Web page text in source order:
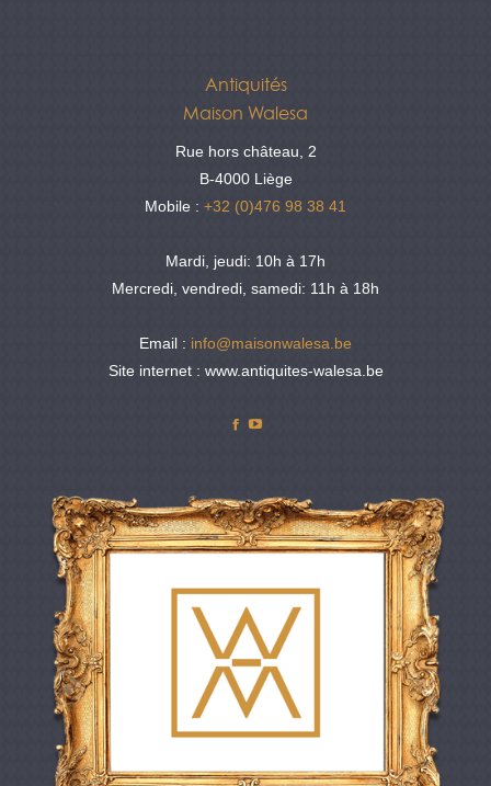
Antiquités
Maison Walesa
Rue hors château, 2
B-4000 Liège
Mobile : +32 (0)476 98 38 41
Mardi, jeudi: 10h à 17h
Mercredi, vendredi, samedi: 11h à 18h
Email : info@maisonwalesa.be
Site internet : www.antiquites-walesa.be
Facebook